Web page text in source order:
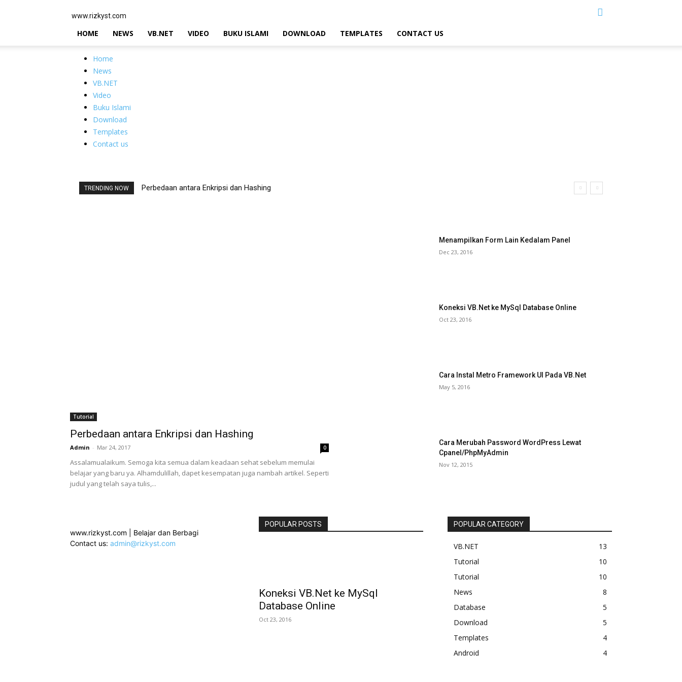
www.rizkyst.com
HOME NEWS VB.NET VIDEO BUKU ISLAMI DOWNLOAD TEMPLATES CONTACT US
Home
News
VB.NET
Video
Buku Islami
Download
Templates
Contact us
TRENDING NOW Perbedaan antara Enkripsi dan Hashing
Tutorial
Perbedaan antara Enkripsi dan Hashing
Admin - Mar 24, 2017 0
Assalamualaikum. Semoga kita semua dalam keadaan sehat sebelum memulai
belajar yang baru ya. Alhamdulillah, dapet kesempatan juga nambah artikel. Seperti
judul yang telah saya tulis,...
Menampilkan Form Lain Kedalam Panel
Dec 23, 2016
Koneksi VB.Net ke MySql Database Online
Oct 23, 2016
Cara Instal Metro Framework UI Pada VB.Net
May 5, 2016
Cara Merubah Password WordPress Lewat
Cpanel/PhpMyAdmin
Nov 12, 2015
www.rizkyst.com | Belajar dan Berbagi
Contact us: admin@rizkyst.com
POPULAR POSTS
Koneksi VB.Net ke MySql
Database Online
Oct 23, 2016
POPULAR CATEGORY
VB.NET
13
Tutorial
10
Tutorial
10
News
8
Database
5
Download
5
Templates
4
Android
4